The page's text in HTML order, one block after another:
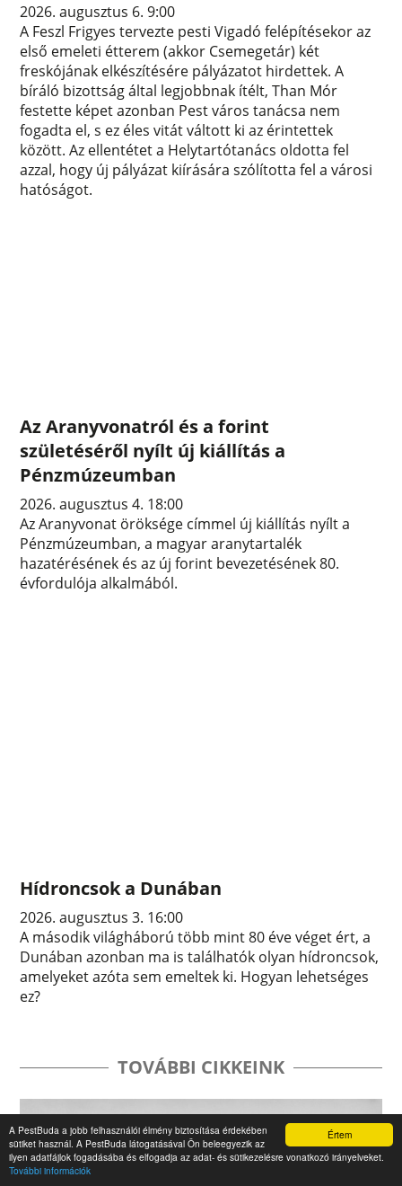
Értem
A PestBuda a jobb felhasználói élmény biztosítása érdekében
sütiket használ. A PestBuda látogatásával Ön beleegyezik az
ilyen adatfájlok fogadásába és elfogadja az adat- és sütikezelésre vonatkozó irányelveket.
További információk
2026. augusztus 6. 9:00
A Feszl Frigyes tervezte pesti Vigadó felépítésekor az
első emeleti étterem (akkor Csemegetár) két
freskójának elkészítésére pályázatot hirdettek. A
bíráló bizottság által legjobbnak ítélt, Than Mór
festette képet azonban Pest város tanácsa nem
fogadta el, s ez éles vitát váltott ki az érintettek
között. Az ellentétet a Helytartótanács oldotta fel
azzal, hogy új pályázat kiírására szólította fel a városi
hatóságot.
Az Aranyvonatról és a forint
születéséről nyílt új kiállítás a
Pénzmúzeumban
2026. augusztus 4. 18:00
Az Aranyvonat öröksége címmel új kiállítás nyílt a
Pénzmúzeumban, a magyar aranytartalék
hazatérésének és az új forint bevezetésének 80.
évfordulója alkalmából.
Hídroncsok a Dunában
2026. augusztus 3. 16:00
A második világháború több mint 80 éve véget ért, a
Dunában azonban ma is találhatók olyan hídroncsok,
amelyeket azóta sem emeltek ki. Hogyan lehetséges
ez?
TOVÁBBI CIKKEINK